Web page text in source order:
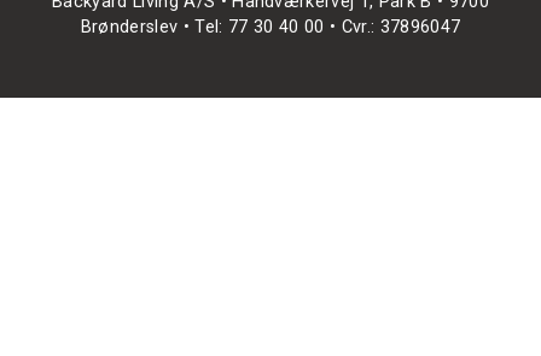
Brønderslev • Tel: 77 30 40 00 • Cvr.: 37896047